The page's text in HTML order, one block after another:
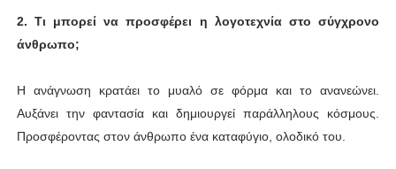
2. Τι μπορεί να προσφέρει η λογοτεχνία στο σύγχρονο
άνθρωπο;
Η ανάγνωση κρατάει το μυαλό σε φόρμα και το ανανεώνει.
Αυξάνει την φαντασία και δημιουργεί παράλληλους κόσμους.
Προσφέροντας στον άνθρωπο ένα καταφύγιο, ολοδικό του.